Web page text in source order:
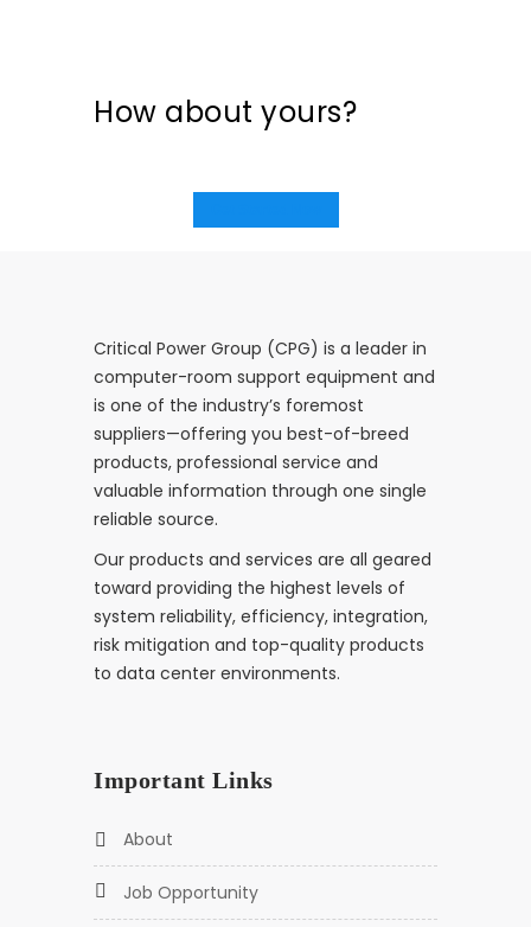
How about yours?
Critical Power Group (CPG) is a leader in
computer-room support equipment and
is one of the industry’s foremost
suppliers—offering you best-of-breed
products, professional service and
valuable information through one single
reliable source.
Our products and services are all geared
toward providing the highest levels of
system reliability, efficiency, integration,
risk mitigation and top-quality products
to data center environments.
Important Links
About
Job Opportunity